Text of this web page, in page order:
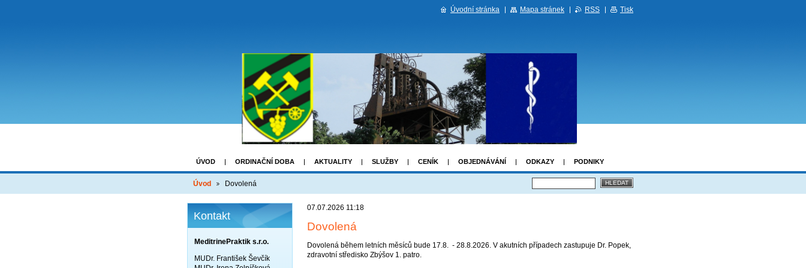
ÚVOD ORDINAČNÍ DOBA AKTUALITY SLUŽBY CENÍK OBJEDNÁVÁNÍ ODKAZY PODNIKY
Úvod Dovolená
07.07.2026 11:18
Dovolená
Dovolená během letních měsíců bude 17.8. - 28.8.2026. V akutních případech zastupuje Dr. Popek,
zdravotní středisko Zbýšov 1. patro.
Kontakt
MeditrinePraktik s.r.o.
MUDr. František Ševčík
Úvodní stránka Mapa stránek RSS Tisk